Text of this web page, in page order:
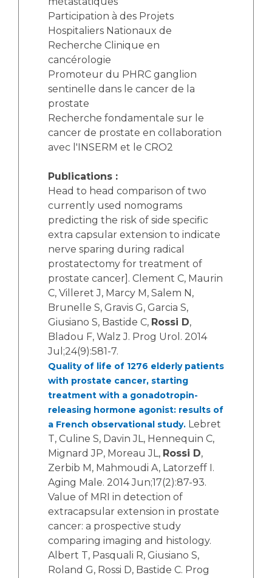
Participation à des Projets
Hospitaliers Nationaux de
Recherche Clinique en
cancérologie
Promoteur du PHRC ganglion
sentinelle dans le cancer de la
prostate
Recherche fondamentale sur le
cancer de prostate en collaboration
avec l'INSERM et le CRO2
Publications :
Head to head comparison of two
currently used nomograms
predicting the risk of side specific
extra capsular extension to indicate
nerve sparing during radical
prostatectomy for treatment of
prostate cancer]. Clement C, Maurin
C, Villeret J, Marcy M, Salem N,
Brunelle S, Gravis G, Garcia S,
Giusiano S, Bastide C, Rossi D,
Bladou F, Walz J. Prog Urol. 2014
Jul;24(9):581-7.
Quality of life of 1276 elderly patients
with prostate cancer, starting
treatment with a gonadotropin-
releasing hormone agonist: results of
a French observational study. Lebret
T, Culine S, Davin JL, Hennequin C,
Mignard JP, Moreau JL, Rossi D,
Zerbib M, Mahmoudi A, Latorzeff I.
Aging Male. 2014 Jun;17(2):87-93.
Value of MRI in detection of
extracapsular extension in prostate
cancer: a prospective study
comparing imaging and histology.
Albert T, Pasquali R, Giusiano S,
Roland G, Rossi D, Bastide C. Prog